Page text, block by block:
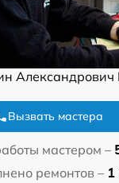
Вызвать мастера
мастером –
ремонтов – 1